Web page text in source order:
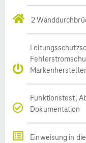
2
Funktionstest,
Dokumentation
Einweisung in